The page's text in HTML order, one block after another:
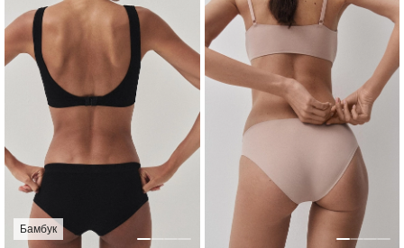
Бамбук